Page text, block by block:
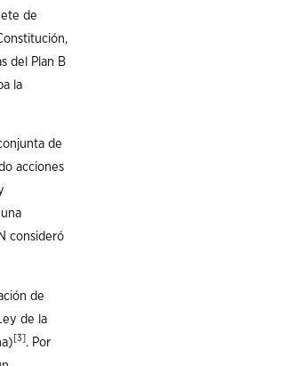
de
del Plan B
la
de
acciones
consideró
de
de la
[3] . Por